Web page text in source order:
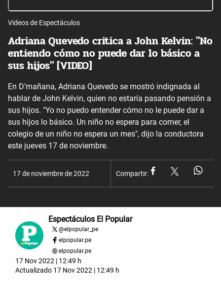
Videos de Espectáculos
Adriana Quevedo critica a John Kelvin: "No
entiendo cómo no puede dar lo básico a
sus hijos" [VIDEO]
En D'mañana, Adriana Quevedo se mostró indignada al
hablar de John Kelvin, quien no estaría pasando pensión a
sus hijos. "Yo no puedo entender cómo no le puede dar a
sus hijos lo básico. Un niño no espera para comer, el
colegio de un niño no espera un mes", dijo la conductora
este jueves 17 de noviembre.
17 de noviembre de 2022 Compartir:
Espectáculos El Popular
@elpopular_pe
elpopular.pe
elpopular.pe
17 Nov 2022 | 12:49 h
Actualizado 17 Nov 2022 | 12:49 h